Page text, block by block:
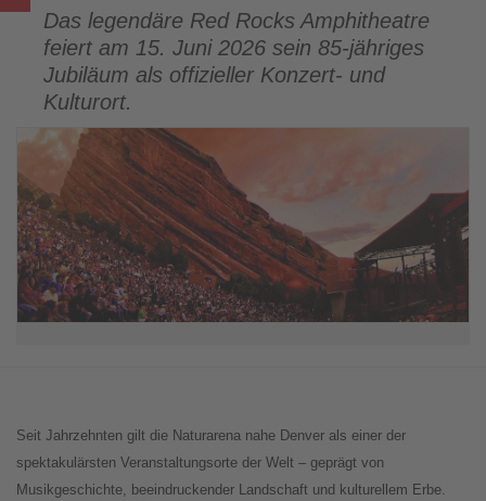
Das legendäre Red Rocks Amphitheatre
feiert am 15. Juni 2026 sein 85-jähriges
Jubiläum als offizieller Konzert- und
Kulturort.
Seit Jahrzehnten gilt die Naturarena nahe Denver als einer der
spektakulärsten Veranstaltungsorte der Welt – geprägt von
Musikgeschichte, beeindruckender Landschaft und kulturellem Erbe.